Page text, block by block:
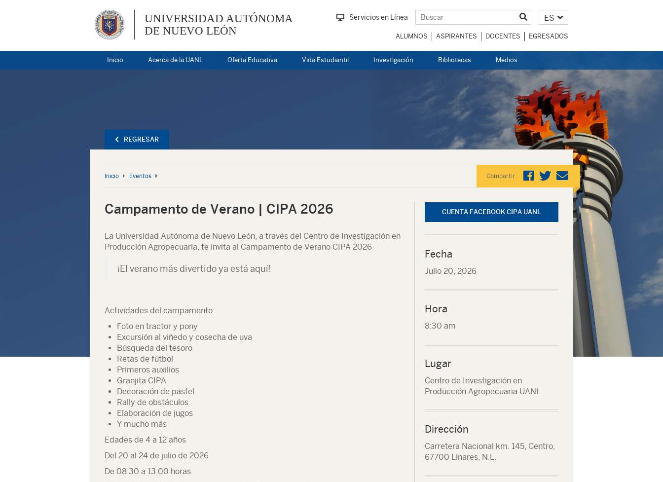
UNIVERSIDAD AUTÓNOMA
DE NUEVO LEÓN
Servicios en Línea ES
ALUMNOS ASPIRANTES DOCENTES EGRESADOS
Inicio Acerca de la UANL Oferta Educativa Vida Estudiantil Investigación Bibliotecas Medios
REGRESAR
Inicio Eventos Compartir:
Campamento de Verano | CIPA 2026
La Universidad Autónoma de Nuevo León, a través del Centro de Investigación en
Producción Agropecuaria, te invita al Campamento de Verano CIPA 2026
¡El verano más divertido ya está aquí!
Actividades del campamento:
Foto en tractor y pony
Excursión al viñedo y cosecha de uva
Búsqueda del tesoro
Retas de fútbol
Primeros auxilios
Granjita CIPA
Decoración de pastel
Rally de obstáculos
Elaboración de jugos
Y mucho más
Edades de 4 a 12 años
Del 20 al 24 de julio de 2026
De 08:30 a 13:00 horas
CUENTA FACEBOOK CIPA UANL
Fecha
Julio 20, 2026
Hora
8:30 am
Lugar
Centro de Investigación en
Producción Agropecuaria UANL
Dirección
Carretera Nacional km. 145, Centro,
67700 Linares, N.L.